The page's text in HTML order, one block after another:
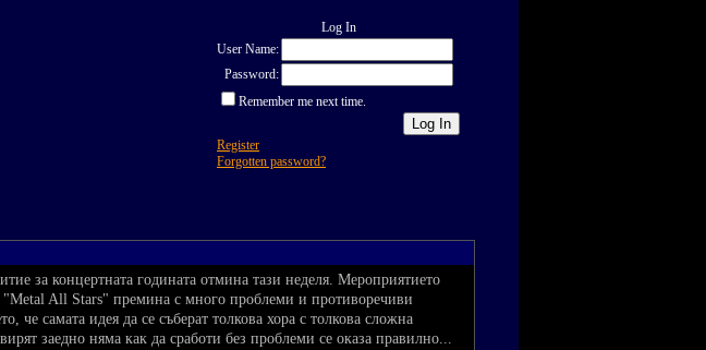
Log In
User Name:
Password:
Remember me next time.
Register
Forgotten password?
за концертната годината отмина тази неделя. Мероприятието
All Stars" премина с много проблеми и противоречиви
че самата идея да се съберат толкова хора с толкова сложна
заедно няма как да сработи без проблеми се оказа правилно...